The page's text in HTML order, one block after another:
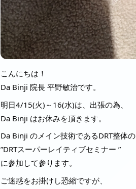
こんにちは！
Da Binji 院長 平野敏治です。
明日4/15(火)～16(水)は、出張の為、
Da Binji はお休みを頂きます。
Da Binji のメイン技術であるDRT整体の
”DRTスーパーレイティブセミナー ”
に参加して参ります。
ご迷惑をお掛けし恐縮ですが、